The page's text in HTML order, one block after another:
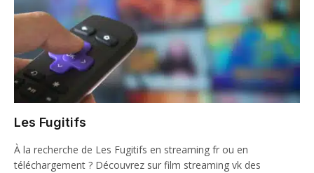
Les Fugitifs
À la recherche de Les Fugitifs en streaming fr ou en
téléchargement ? Découvrez sur film streaming vk des